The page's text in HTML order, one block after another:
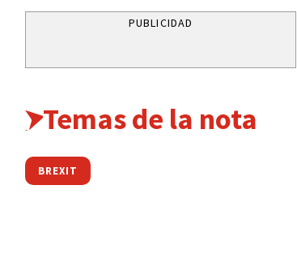
PUBLICIDAD
Temas de la nota
BREXIT